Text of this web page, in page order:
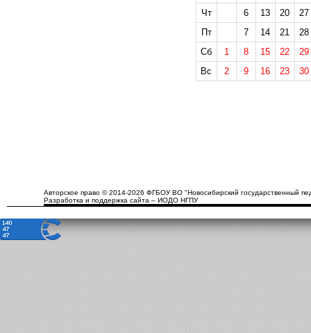
Чт
6 13 20
27
Пт
7 14 21
28
Сб
1 8 15 22
29
Вс
2 9 16 23 30
Авторское право © 2014-2026 ФГБОУ ВО "Новосибирский государственный
Разработка и поддержка сайта – ИОДО НГПУ